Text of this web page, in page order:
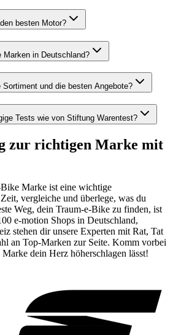
besten Motor?
Marken in Deutschland?
und die besten Angebote?
Tests wie von Stiftung Warentest?
zur richtigen Marke mit
Marke ist eine wichtige
vergleiche und überlege, was du
Weg, dein Traum-e-Bike zu finden, ist
e-motion Shops in Deutschland,
stehen dir unsere Experten mit Rat, Tat
an Top-Marken zur Seite. Komm vorbei
dein Herz höherschlagen lässt!